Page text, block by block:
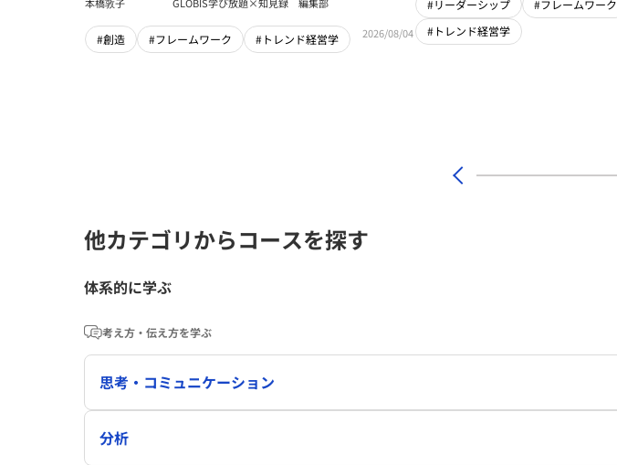
本橋敦子
GLOBIS学び放題×知見録 編集部
#創造 #フレームワーク #トレンド経営学 2026/08/04
#リーダーシップ
#フレームワーク
#トレンド経営学
他カテゴリからコースを探す
体系的に学ぶ
考え方・伝え方を学ぶ
思考・コミュニケーション
分析